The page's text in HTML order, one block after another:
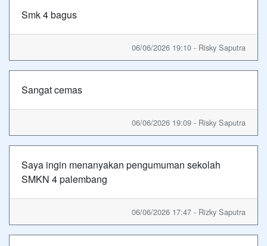
Smk 4 bagus
06/06/2026 19:10 - Risky Saputra
Sangat cemas
06/06/2026 19:09 - Risky Saputra
Saya ingin menanyakan pengumuman sekolah
SMKN 4 palembang
06/06/2026 17:47 - Rizky Saputra